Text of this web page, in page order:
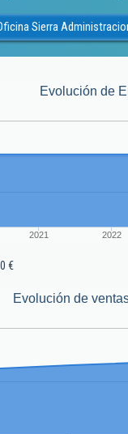
Sierra
Evolución de
2021 2022
€
Evolución de